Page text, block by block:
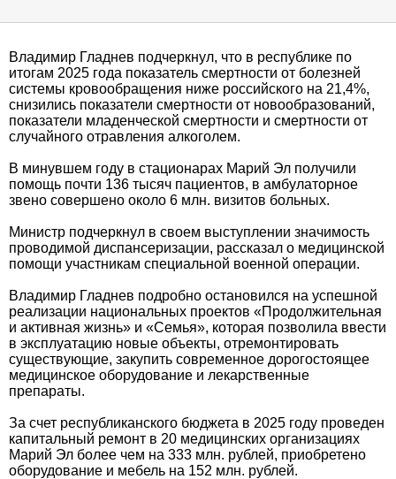
Владимир Гладнев подчеркнул, что в республике по
итогам 2025 года показатель смертности от болезней
системы кровообращения ниже российского на 21,4%,
снизились показатели смертности от новообразований,
показатели младенческой смертности и смертности от
случайного отравления алкоголем.
В минувшем году в стационарах Марий Эл получили
помощь почти 136 тысяч пациентов, в амбулаторное
звено совершено около 6 млн. визитов больных.
Министр подчеркнул в своем выступлении значимость
проводимой диспансеризации, рассказал о медицинской
помощи участникам специальной военной операции.
Владимир Гладнев подробно остановился на успешной
реализации национальных проектов «Продолжительная
и активная жизнь» и «Семья», которая позволила ввести
в эксплуатацию новые объекты, отремонтировать
существующие, закупить современное дорогостоящее
медицинское оборудование и лекарственные
препараты.
За счет республиканского бюджета в 2025 году проведен
капитальный ремонт в 20 медицинских организациях
Марий Эл более чем на 333 млн. рублей, приобретено
оборудование и мебель на 152 млн. рублей.